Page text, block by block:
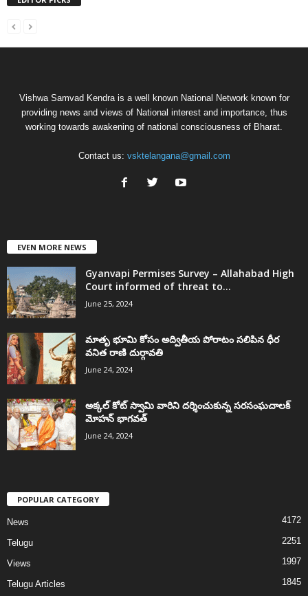
Vishwa Samvad Kendra is a well known National Network known for
providing news and views of National interest and importance, thus
working towards awakening of national consciousness of Bharat.
Contact us: vsktelangana@gmail.com
EVEN MORE NEWS
Gyanvapi Permises Survey – Allahabad High
Court informed of threat to...
June 25, 2024
మాతృ భూమి కోసం అద్వితీయ పోరాటం సలిపిన ధీర
వనిత రాణి దుర్గావతి
June 24, 2024
అక్కల్‌ కోట్‌ స్వామి వారిని దర్శించుకున్న సరసంఘచాలక్
మోహన్ భాగవత్
June 24, 2024
POPULAR CATEGORY
News 4172
Telugu 2251
Views 1997
Telugu Articles 1845